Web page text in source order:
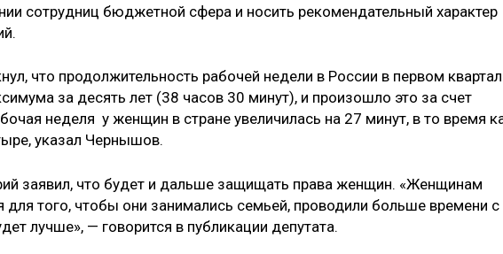
сотрудниц бюджетной сфера и носить рекомендательный характер
что продолжительность рабочей недели в России в первом
за десять лет (38 часов 30 минут), и произошло это за счет
неделя у женщин в стране увеличилась на 27 минут, в то время
указал Чернышов.
заявил, что будет и дальше защищать права женщин. «Женщинам
для того, чтобы они занимались семьей, проводили больше времени с
лучше», — говорится в публикации депутата.